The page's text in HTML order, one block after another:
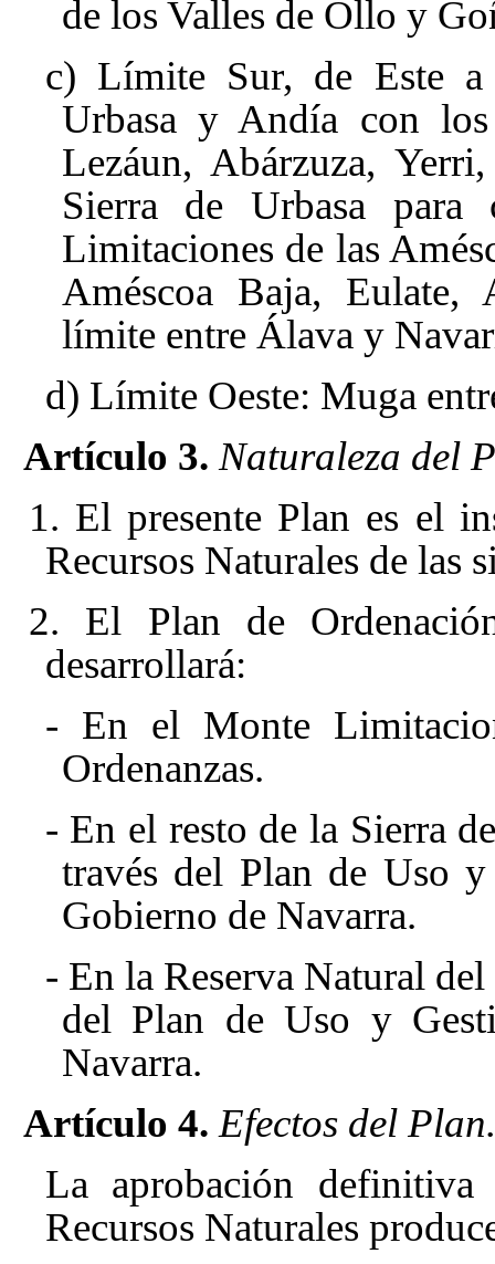
de los Valles de Ollo y
c) Límite Sur, de Este
Urbasa y Andía con
Lezáun, Abárzuza,
Sierra de Urbasa
Limitaciones de las
Améscoa Baja, Eulate,
límite entre Álava y
d) Límite Oeste: Muga
Artículo 3. Naturaleza del
1. El presente Plan es el
Recursos Naturales de las
2. El Plan de
desarrollará:
- En el Monte
Ordenanzas.
- En el resto de la Sierra
través del Plan de Uso
Gobierno de Navarra.
- En la Reserva Natural
del Plan de Uso y
Navarra.
Artículo 4. Efectos del Plan.
La aprobación
Recursos Naturales